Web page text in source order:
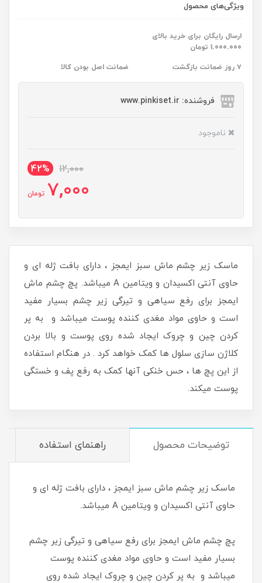
ویژگی‌های محصول
ارسال رایگان برای خرید بالای
1.000.000 تومان
۷ روز ضمانت بازگشت ضمانت اصل بودن کالا
فروشنده: www.pinkiset.ir
ناموجود
12,000
42%
7,000 تومان
ماسک زیر چشم ماش سبز ایمجز ، دارای بافت ژله ای و
حاوی آنتی اکسیدان و ویتامین A میباشد. پچ چشم ماش
ایمجز برای رفع سیاهی و تیرگی زیر چشم بسیار مفید
است و حاوی مواد مغدی کننده پوست میباشد و به پر
کردن چین و چروک ایجاد شده روی پوست و بالا بردن
کلاژن سازی سلول ها کمک خواهد کرد . در هنگام استفاده
از این پچ ها ، حس خنکی آنها کمک به رفع پف و خستگی
پوست میکند.
توضیحات محصول راهنمای استفاده
ماسک زیر چشم ماش سبز ایمجز ، دارای بافت ژله ای و
حاوی آنتی اکسیدان و ویتامین A میباشد.
پچ چشم ماش ایمجز برای رفع سیاهی و تیرگی زیر چشم
بسیار مفید است و حاوی مواد مغدی کننده پوست
میباشد و به پر کردن چین و چروک ایجاد شده روی